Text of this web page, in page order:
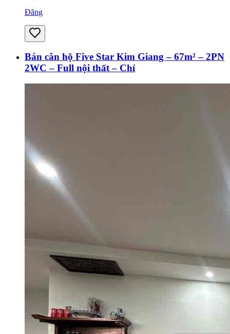
Đăng
Bán căn hộ Five Star Kim Giang – 67m² – 2PN
2WC – Full nội thất – Chỉ